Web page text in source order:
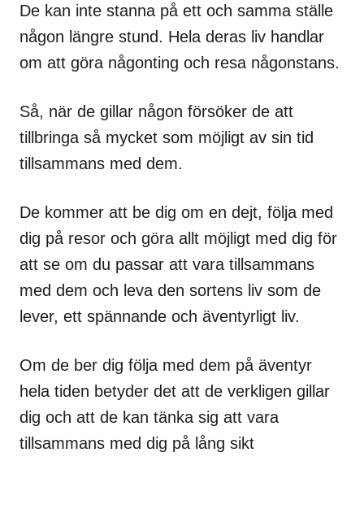
De kan inte stanna på ett och samma ställe
någon längre stund. Hela deras liv handlar
om att göra någonting och resa någonstans.
Så, när de gillar någon försöker de att
tillbringa så mycket som möjligt av sin tid
tillsammans med dem.
De kommer att be dig om en dejt, följa med
dig på resor och göra allt möjligt med dig för
att se om du passar att vara tillsammans
med dem och leva den sortens liv som de
lever, ett spännande och äventyrligt liv.
Om de ber dig följa med dem på äventyr
hela tiden betyder det att de verkligen gillar
dig och att de kan tänka sig att vara
tillsammans med dig på lång sikt